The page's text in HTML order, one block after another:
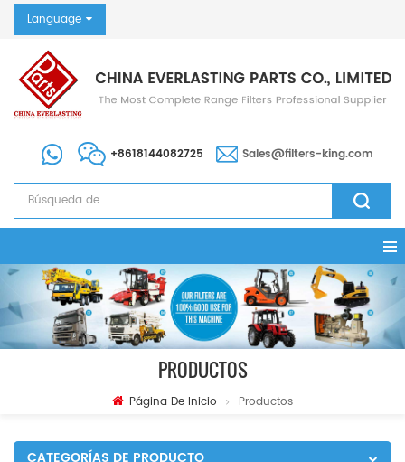
Language
+8618144082725 Sales@filters-king.com
PRODUCTOS
Página De Inicio Productos